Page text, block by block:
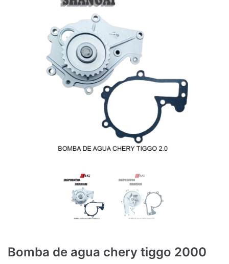
Bomba de agua chery tiggo 2000